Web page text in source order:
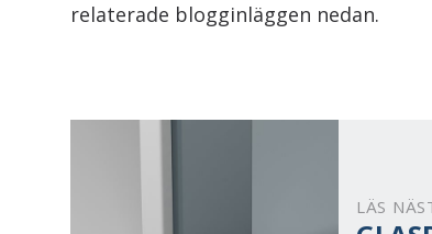
relaterade blogginläggen nedan.
LÄS